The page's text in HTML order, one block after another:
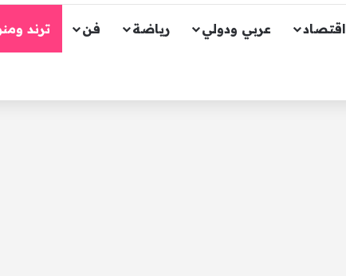
اقتصاد عربي ودولي رياضة فن ترند